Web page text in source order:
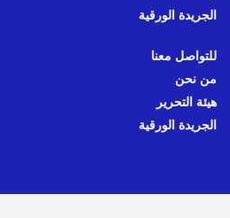
الجريدة الورقية
للتواصل معنا
من نحن
هيئة التحرير
الجريدة الورقية